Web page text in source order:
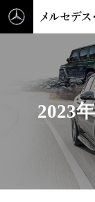
メルセ
2023年